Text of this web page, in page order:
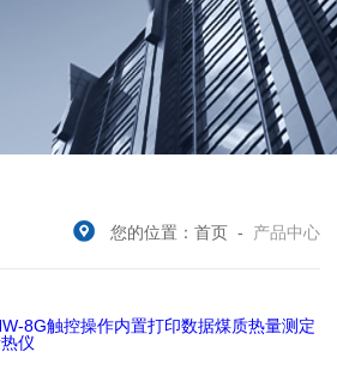
您的位置： 首页 - 产品中心